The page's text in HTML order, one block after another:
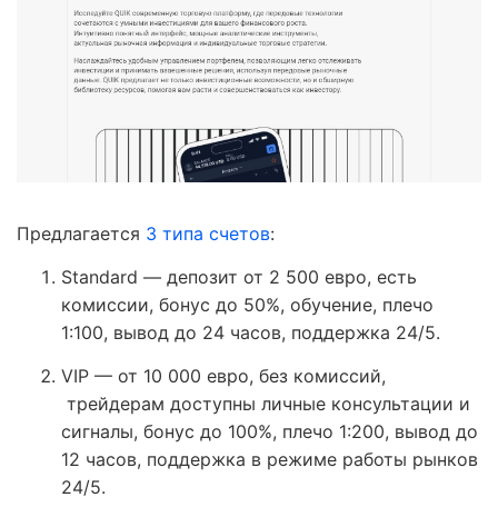
Предлагается 3 типа счетов:
Standard — депозит от 2 500 евро, есть
комиссии, бонус до 50%, обучение, плечо
1:100, вывод до 24 часов, поддержка 24/5.
VIP — от 10 000 евро, без комиссий,
трейдерам доступны личные консультации и
сигналы, бонус до 100%, плечо 1:200, вывод до
12 часов, поддержка в режиме работы рынков
24/5.